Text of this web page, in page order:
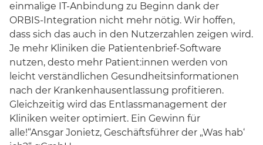
einmalige IT-Anbindung zu Beginn dank der
ORBIS-Integration nicht mehr nötig. Wir hoffen,
dass sich das auch in den Nutzerzahlen zeigen wird.
Je mehr Kliniken die Patientenbrief-Software
nutzen, desto mehr Patient:innen werden von
leicht verständlichen Gesundheitsinformationen
nach der Krankenhausentlassung profitieren.
Gleichzeitig wird das Entlassmanagement der
Kliniken weiter optimiert. Ein Gewinn für
alle!“Ansgar Jonietz, Geschäftsführer der „Was hab‘